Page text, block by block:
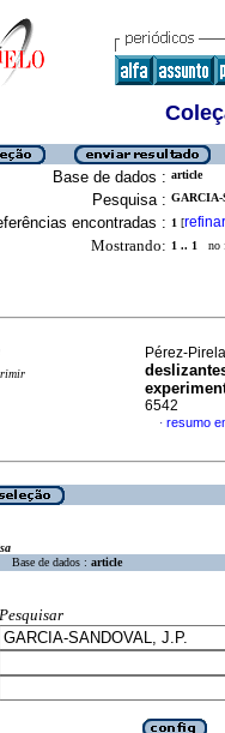
Base de dados : article
Pesquisa : GARCIA-
encontradas : 1 [refinar
Mostrando: 1 .. 1 no
Pérez-
6542
· resumo
Base de dados : article
Pesquisar